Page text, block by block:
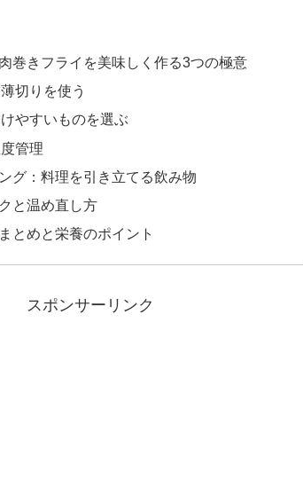
巻きフライを美味しく作る3つの極意
切りを使う
やすいものを選ぶ
管理
グ：料理を引き立てる飲み物
と温め直し方
とめと栄養のポイント
スポンサーリンク